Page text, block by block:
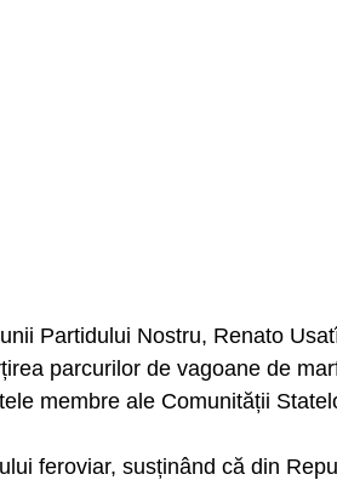
Partidului Nostru, Renato
parcurilor de vagoane de
membre ale Comunității
feroviar, susținând că din